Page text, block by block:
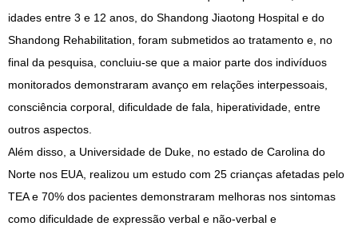
idades entre 3 e 12 anos, do Shandong Jiaotong Hospital e do
Shandong Rehabilitation, foram submetidos ao tratamento e, no
final da pesquisa, concluiu-se que a maior parte dos indivíduos
monitorados demonstraram avanço em relações interpessoais,
consciência corporal, dificuldade de fala, hiperatividade, entre
outros aspectos.
Além disso, a Universidade de Duke, no estado de Carolina do
Norte nos EUA, realizou um estudo com 25 crianças afetadas pelo
TEA e 70% dos pacientes demonstraram melhoras nos sintomas
como dificuldade de expressão verbal e não-verbal e